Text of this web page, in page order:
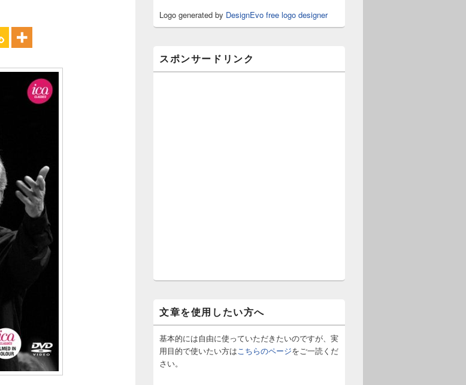
Logo generated by DesignEvo free logo designer
スポンサードリンク
文章を使用したい方へ
基本的には自由に使っていただきたいのですが、実
用目的で使いたい方はこちらのページをご一読くだ
さい。